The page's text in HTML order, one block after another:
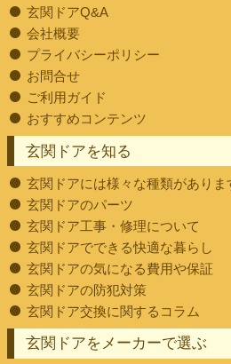
玄関ドアQ&A
会社概要
プライバシーポリシー
お問合せ
ご利用ガイド
おすすめコンテンツ
玄関ドアを知る
玄関ドアには様々な種類がありま
玄関ドアのパーツ
玄関ドア工事・修理について
玄関ドアでできる快適な暮らし
玄関ドアの気になる費用や保証
玄関ドアの防犯対策
玄関ドア交換に関するコラム
玄関ドアをメーカーで選ぶ